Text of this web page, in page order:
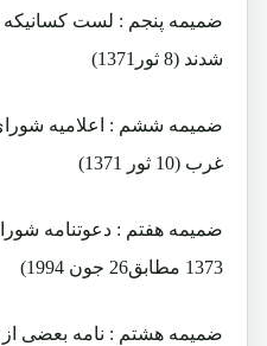
ضمیمه پنجم : لست کسانیکه
شدند (8 ثور1371)
ضمیمه ششم : اعلامیه
غرب (10 ثور 1371)
1373 مطابق26 جون 1994)
ضمیمه هشتم : نامه بعضی